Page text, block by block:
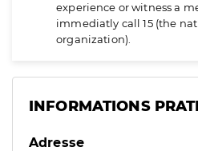
experience or witness a
immediatly call 15 (the
organization).
INFORMATIONS
Adresse